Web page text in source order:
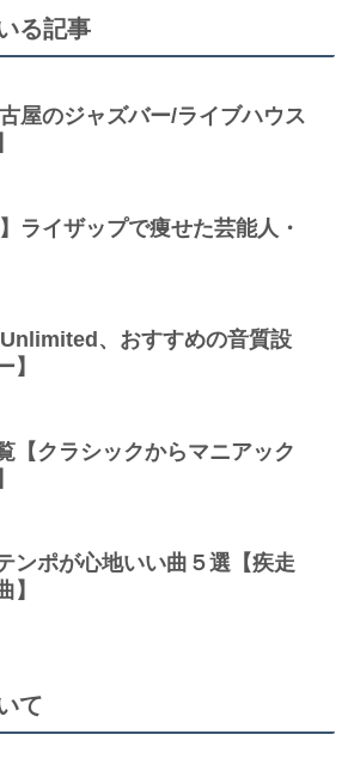
る記事
屋のジャズバー/ライブハウス
ライザップで痩せた芸能人・
、おすすめの音質設
】
【クラシックからマニアック
ンポが心地いい曲５選【疾走
】
て